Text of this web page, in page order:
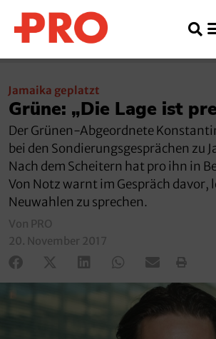
Jamaika geplatzt
Grüne: „Die Lage ist
Der Grünen-Abgeordnete
bei den Sondierungsgesprächen zu
Nach dem Scheitern hat pro ihn in
Von Notz warnt im Gespräch
Neuwahlen zu sprechen.
Von PRO
20. November 2017